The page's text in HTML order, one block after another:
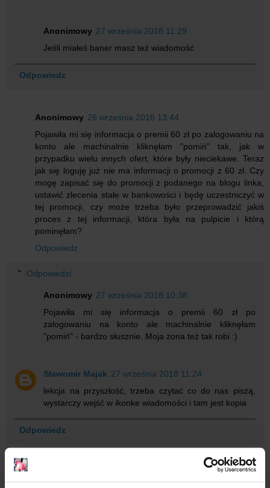
Anonimowy 27 września 2018 11:29
Jeśli miałeś baner masz też wiadomość
Odpowiedz
Anonimowy 26 września 2018 13:44
Pojawiła mi się informacja o premii 60 zł po zalogowaniu na
konto ale machinalnie kliknęłam "pomiń" tak, jak w
przypadku wielu innych ofert, które były nieciekawe. Teraz
jak się loguję już nie ma informacji o promocji z 60 zł. Czy
mogę zapisać się do promocji z podanego na blogu linka,
ustawić zlecenia stałe w bankowości i będę uczestniczyć w
tej promocji, czy może trzeba było przeprowadzić jakiś
proces z tej informacji, która była na pulpicie i którą
pominęłam?
Odpowiedz
Odpowiedzi
Anonimowy 27 września 2018 10:38
Pojawiła mi się informacja o premii 60 zł po
zalogowaniu na konto ale machinalnie kliknęłam
"pomiń" - bardzo słusznie. Moja żona też tak robi :)
Sławomir Majak 27 września 2018 11:24
lekcja na przyszłość, trzeba czytać co do nas piszą,
wystarczy wejść w ikonke wiadomości i tam jest kopia
Odpowiedz